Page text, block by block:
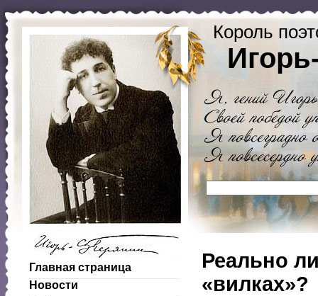
Король
Главная страница
Новости
Реально
«вилках»?